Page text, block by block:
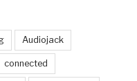
Audiojack
connected